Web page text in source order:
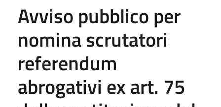
Avviso pubblico per
nomina scrutatori
referendum
abrogativi ex art. 75